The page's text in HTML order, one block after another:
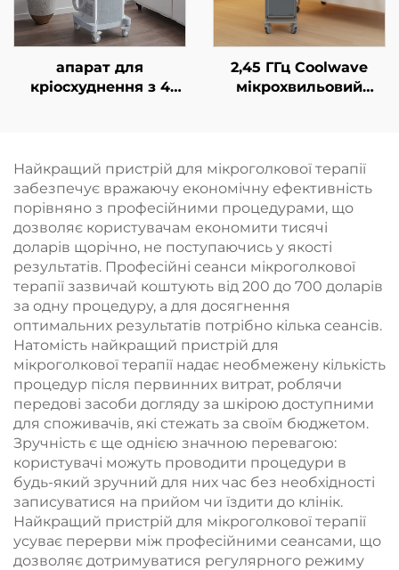
нм, 808 нм, 940 нм,
1064 нм
апарат для
кріосхуднення з 4
охолодження на 360°,
кріотерапія для
зниження ваги та
косметичних
процедур
2,45 ГГц Coolwave
мікрохвильовий
підтягування та
омолодження шкіри
обличчя за
допомогою
радіочастотної
терапії, а також для
схуднення та
зменшення об’ємів
тіла
Найкращий пристрій для мікроголкової терапії
забезпечує вражаючу економічну ефективність
порівняно з професійними процедурами, що
дозволяє користувачам економити тисячі
доларів щорічно, не поступаючись у якості
результатів. Професійні сеанси мікроголкової
терапії зазвичай коштують від 200 до 700 доларів
за одну процедуру, а для досягнення
оптимальних результатів потрібно кілька сеансів.
Натомість найкращий пристрій для
мікроголкової терапії надає необмежену кількість
процедур після первинних витрат, роблячи
передові засоби догляду за шкірою доступними
для споживачів, які стежать за своїм бюджетом.
Зручність є ще однією значною перевагою:
користувачі можуть проводити процедури в
будь-який зручний для них час без необхідності
записуватися на прийом чи їздити до клінік.
Найкращий пристрій для мікроголкової терапії
усуває перерви між професійними сеансами, що
дозволяє дотримуватися регулярного режиму